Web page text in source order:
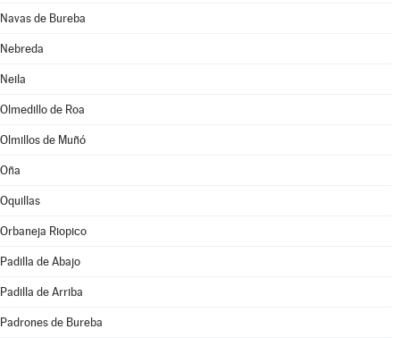
Navas de Bureba
Nebreda
Neila
Olmedillo de Roa
Olmillos de Muñó
Oña
Oquillas
Orbaneja Riopico
Padilla de Abajo
Padilla de Arriba
Padrones de Bureba